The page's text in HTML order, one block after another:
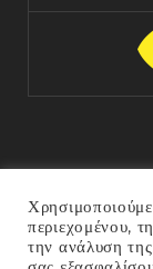
COPYRIGHT ©
περιεχομένου,
την ανάλυση